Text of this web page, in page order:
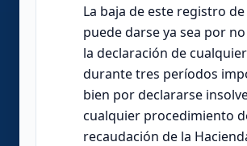
La baja de este registro
puede darse ya sea por
la declaración de
durante tres períodos
bien por declararse
cualquier procedimiento
recaudación de la